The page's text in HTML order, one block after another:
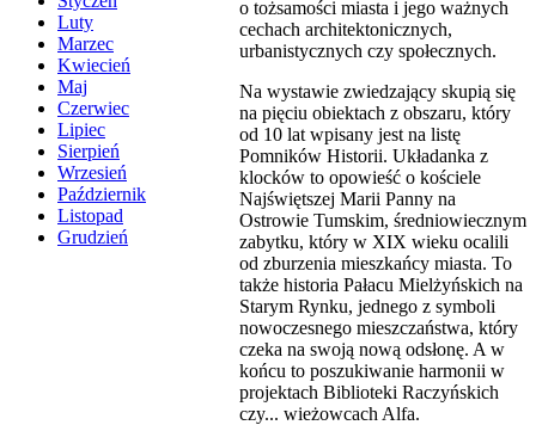
Luty
Marzec
Kwiecień
Maj
Czerwiec
Lipiec
Sierpień
Wrzesień
Październik
Listopad
Grudzień
o tożsamości miasta i jego ważnych
cechach architektonicznych,
urbanistycznych czy społecznych.
Na wystawie zwiedzający skupią się
na pięciu obiektach z obszaru, który
od 10 lat wpisany jest na listę
Pomników Historii. Układanka z
klocków to opowieść o kościele
Najświętszej Marii Panny na
Ostrowie Tumskim, średniowiecznym
zabytku, który w XIX wieku ocalili
od zburzenia mieszkańcy miasta. To
także historia Pałacu Mielżyńskich na
Starym Rynku, jednego z symboli
nowoczesnego mieszczaństwa, który
czeka na swoją nową odsłonę. A w
końcu to poszukiwanie harmonii w
projektach Biblioteki Raczyńskich
czy... wieżowcach Alfa.